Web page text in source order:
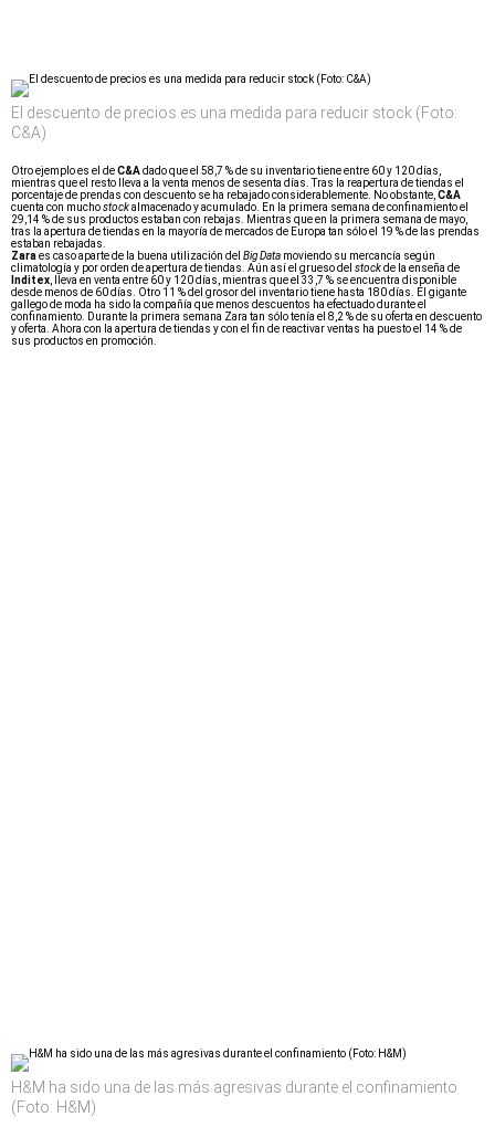
El descuento de precios es una medida para reducir stock (Foto:
C&A)
Otro ejemplo es el deC&Adado que el 58,7 % de su inventario tiene entre 60 y 120 días,
mientras que el resto lleva a la venta menos de sesenta días. Tras la reapertura de tiendas el
porcentaje de prendas con descuento se ha rebajado considerablemente. No obstante, C&A
cuenta con muchostockalmacenado y acumulado. En la primera semana de confinamiento el
29,14 % de sus productos estaban con rebajas. Mientras que en la primera semana de mayo,
tras la apertura de tiendas en la mayoría de mercados de Europa tan sólo el 19 % de las prendas
estaban rebajadas.
Zaraes caso aparte de la buena utilización del Big Data moviendo su mercancía según
climatología y por orden de apertura de tiendas. Aún así el grueso del stockde la enseña de
Inditex , lleva en venta entre 60 y 120 días, mientras que el 33,7 % se encuentra disponible
desde menos de 60 días. Otro 11 % del grosor del inventario tiene hasta 180 días. El gigante
gallego de moda ha sido la compañía que menos descuentos ha efectuado durante el
confinamiento. Durante la primera semana Zara tan sólo tenía el 8,2 % de su oferta en descuento
y oferta. Ahora con la apertura de tiendas y con el fin de reactivar ventas ha puesto el 14 % de
sus productos en promoción.
H&M ha sido una de las más agresivas durante el confinamiento
(Foto: H&M)